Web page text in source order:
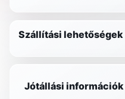
Szállítási lehetőségek
Jótállási információk